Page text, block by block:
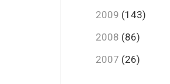
2009 (143)
2008 (86)
2007 (26)